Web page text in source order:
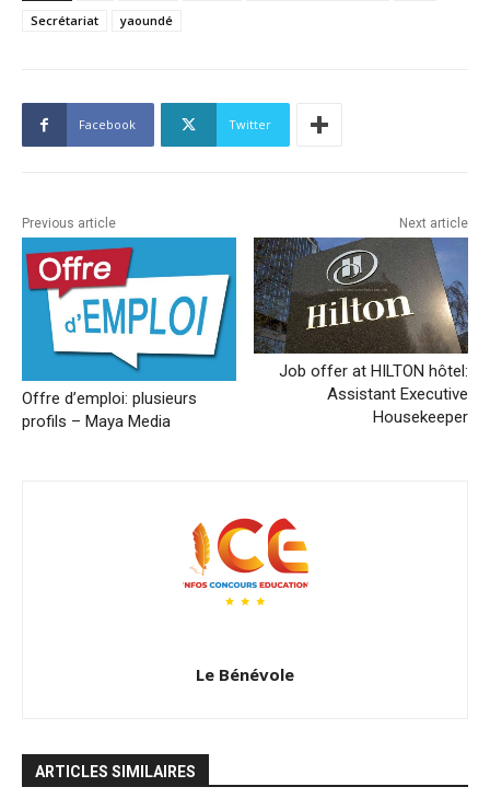
Secrétariat
yaoundé
Facebook Twitter
Previous article
Offre d’emploi: plusieurs
profils – Maya Media
Next article
Job offer at HILTON hôtel:
Assistant Executive
Housekeeper
Le Bénévole
ARTICLES SIMILAIRES